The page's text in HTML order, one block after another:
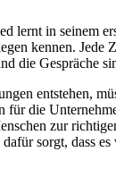
lernt in seinem
kennen. Jede
die Gespräche
entstehen,
für die
zur
sorgt, dass es